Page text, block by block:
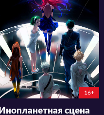
534
8 0
113:21:36:12
16+
Инопланетная сцена